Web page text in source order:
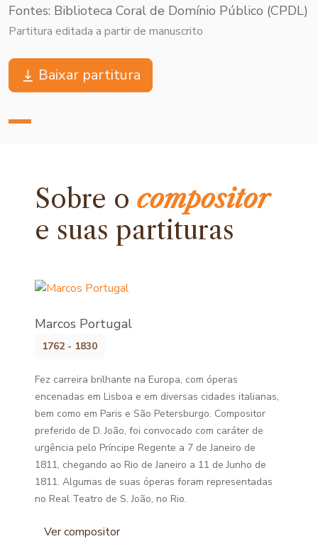
Fontes: Biblioteca Coral de Domínio Público (CPDL)
Partitura editada a partir de manuscrito
Baixar partitura
Sobre ocompositor
e suas partituras
Marcos Portugal
1762 - 1830
Fez carreira brilhante na Europa, com óperas
encenadas em Lisboa e em diversas cidades italianas,
bem como em Paris e São Petersburgo. Compositor
preferido de D. João, foi convocado com caráter de
urgência pelo Príncipe Regente a 7 de Janeiro de
1811, chegando ao Rio de Janeiro a 11 de Junho de
1811. Algumas de suas óperas foram representadas
no Real Teatro de S. João, no Rio.
Ver compositor